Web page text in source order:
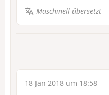
Maschinell übersetzt
18 Jan 2018 um 18:58